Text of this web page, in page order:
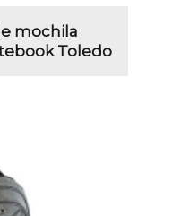
mochila
Toledo